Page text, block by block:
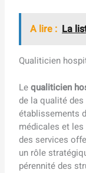
A lire : La
Qualiticien
Lequaliticien
de la qualité
établissements
médicales et
des services
un rôle
pérennité des